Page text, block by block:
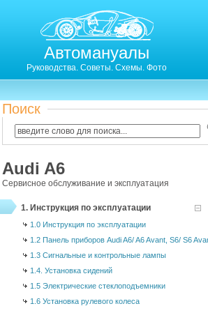
Автомануалы
Руководства. Советы. Схемы. Фото
Поиск
Audi A6
Сервисное обслуживание и эксплуатация
1. Инструкция по эксплуатации
1.0 Инструкция по эксплуатации
1.2 Панель приборов Audi A6/ A6 Avant, S6/ S6
1.3 Сигнальные и контрольные лампы
1.4. Установка сидений
1.5 Электрические стеклоподъемники
1.6 Установка рулевого колеса